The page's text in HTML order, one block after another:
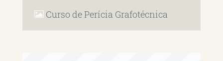
Curso de Perícia Grafotécnica